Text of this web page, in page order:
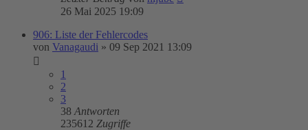
26 Mai 2025 19:09
906: Liste der Fehlercodes
von Vanagaudi » 09 Sep 2021 13:09
1
2
3
38 Antworten
235612 Zugriffe